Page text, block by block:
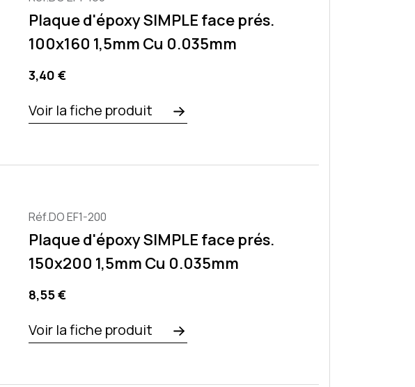
Plaque d'époxy SIMPLE face prés.
100x160 1,5mm Cu 0.035mm
Precio
3,40 €
Voir la fiche produit
Réf.DO EF1-200
Plaque d'époxy SIMPLE face prés.
150x200 1,5mm Cu 0.035mm
Precio
8,55 €
Voir la fiche produit